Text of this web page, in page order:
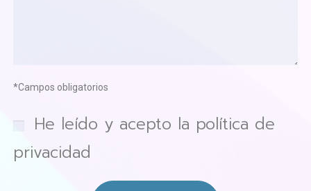
*Campos obligatorios
He leído y acepto la política de
privacidad